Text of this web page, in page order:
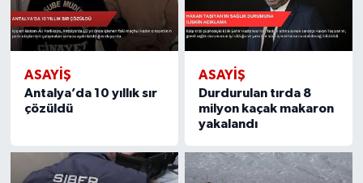
ASAYIŞ
Antalya’da 10 yıllık sır
çözüldü
ASAYIŞ
Durdurulan tırda 8
milyon kaçak makaron
yakalandı